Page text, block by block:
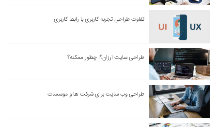
تفاوت طراحی تجربه کاربری با رابط کاربری
طراحی سایت ارزان؟! چطور ممکنه؟
طراحی وب سایت برای شرکت ها و موسسات